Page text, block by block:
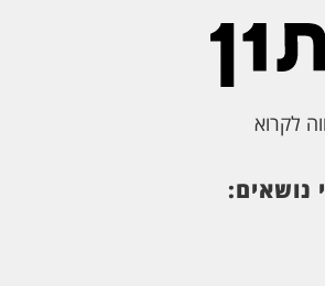
לקרוא
נושאים: